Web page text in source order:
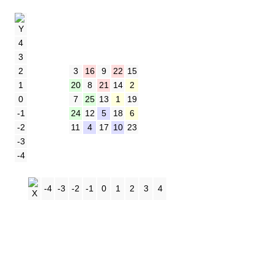
4
3
2
3 16 9 22 15
1
20 8 21 14
2
0
7 25 13 1
19
-1
24 12 5 18
6
-2
11 4 17 10 23
-3
-4
-4 -3 -2 -1 0 1 2 3 4